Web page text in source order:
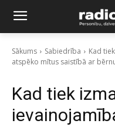
Sākums Sabiedrība
Kad
atspēko mītus saistībā ar
Kad tiek